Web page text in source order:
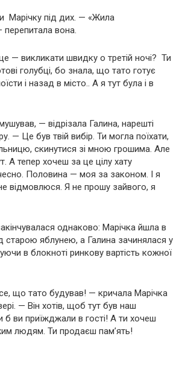
Марічку під дих. — «Жила
вона.
— викликати швидку о третій ночі? Ти
голубці, бо знала, що тато готує
і назад в місто.. А я тут була і в
— відрізала Галина, нарешті
— Це був твій вибір. Ти могла поїхати,
скинутися зі мною грошима. Але
А тепер хочеш за це цілу хату
Половина — моя за законом. І я
відмовлюся. Я не прошу зайвого, я
однаково: Марічка йшла в
старою яблунею, а Галина зачинялася у
в блокноті ринкову вартість кожної
що тато будував! — кричала Марічка
— Він хотів, щоб тут був наш
б ви приїжджали в гості! А ти хочеш
людям. Ти продаєш пам’ять!